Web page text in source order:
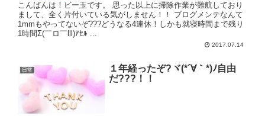
こんばんは！ビー玉です。 思った以上に掃除作業が難航しており
まして、全く片付いている気がしません！！ ブログメンテなんて
1mmもやってないぞ???どうなる4連休！しかも就寝時間まで残り
1時間Σ(￣ロ￣lll)ｱｾﾙ ...
2017.07.14
日常
１年経ったぞ?ヾ(*´∀｀*)ﾉ自由
だ???！！